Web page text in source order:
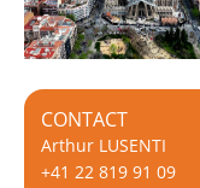
CONTACT
Arthur LUSENTI
+41 22 819 91 09